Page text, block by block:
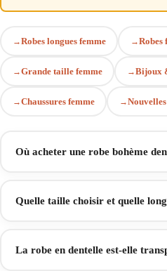
Robes longues femme Robes
Grande taille femme Bijoux
Chaussures femme
Où acheter une robe bohème
Quelle taille choisir et quelle
La robe en dentelle est-elle